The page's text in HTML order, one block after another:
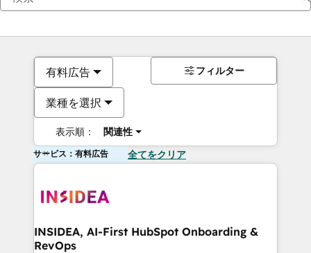
有料広告
業種を選択
表示順： 関連性
フィルター
サービス：有料広告 全てをクリア
INSIDEA, AI-First HubSpot Onboarding &
RevOps